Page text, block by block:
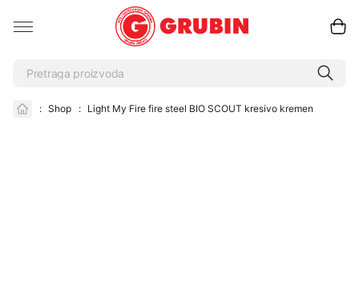
: Shop : Light My Fire fire steel BIO SCOUT kresivo kremen